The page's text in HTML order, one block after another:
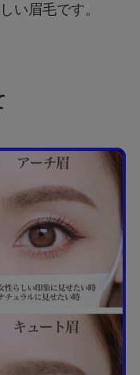
い眉毛です。